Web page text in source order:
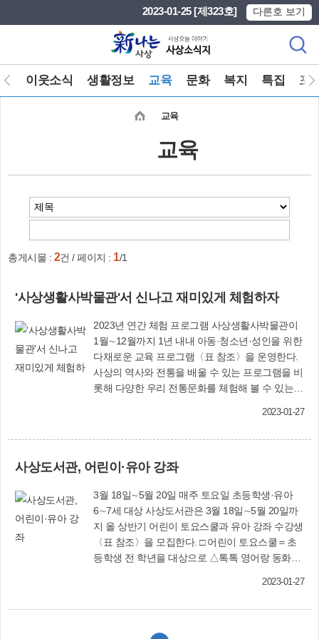
2023-01-25 [제323호] 다른호 보기
이웃소식 생활정보 교육 문화 복지 특집 포
교육
교육
총게시물 : 2건 / 페이지 : 1/1
'사상생활사박물관'서 신나고 재미있게 체험하자
2023년 연간 체험 프로그램 사상생활사박물관이
1월∼12월까지 1년 내내 아동·청소년·성인을 위한
다채로운 교육 프로그램〈표 참조〉을 운영한다.
사상의 역사와 전통을 배울 수 있는 프로그램을 비
롯해 다양한 우리 전통문화를 체험해 볼 수 있는
형 프로그램＝관내 초등학생, 장애인 단체, 가족을
는 자녀와 함께 참여하는 가족을 대상으로 북아트,
모시 짜기 등의 주말 프로그램을 운영한다. □청소
년 프로그램＝3월∼9월까지 매주 토요일 2시간 동
안 자원봉사 프로그램과 연계해 `운동화 키링 만들
기', `낙동강 재첩과 만나다' 등을 체험할 수 있다.
청소년 프로그램은 자원봉사 프로그램과 연계돼
면 된다. □성인 프로그램＝2월∼11월까지 평일 오
2023-01-27
사상도서관, 어린이·유아 강좌
3월 18일∼5월 20일 매주 토요일 초등학생·유아
6∼7세 대상 사상도서관은 3월 18일∼5월 20일까
지 올 상반기 어린이 토요스쿨과 유아 강좌 수강생
〈표 참조〉을 모집한다. □ 어린이 토요스쿨＝초
등학생 전 학년을 대상으로 △톡톡 영어랑 동화랑
10시부터 도서관 홈페이지
2023-01-27